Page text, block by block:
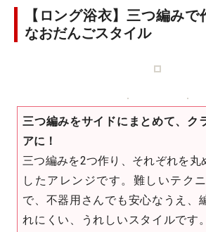
【ロング浴衣】三つ編み
なおだんごスタイル
三つ編みをサイドにまとめて、ク
アに！
三つ編みを2つ作り、それぞれを丸
したアレンジです。難しいテク
で、不器用さんでも安心なうえ、
れにくい、うれしいスタイルです